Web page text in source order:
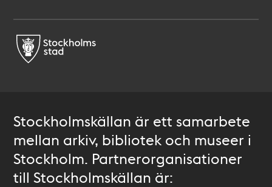
Stockholmskällan är ett samarbete
mellan arkiv, bibliotek och museer i
Stockholm. Partnerorganisationer
till Stockholmskällan är: